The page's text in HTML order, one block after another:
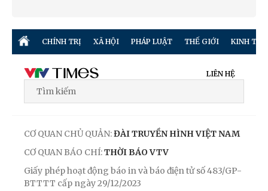
CHÍNH TRỊ XÃ HỘI PHÁP LUẬT THẾ GIỚI KINH TẾ
LIÊN HỆ
CƠ QUAN CHỦ QUẢN:ĐÀI TRUYỀN HÌNH VIỆT NAM
CƠ QUAN BÁO CHÍ:THỜI BÁO VTV
Giấy phép hoạt động báo in và báo điện tử số 483/GP-
BTTTT cấp ngày 29/12/2023